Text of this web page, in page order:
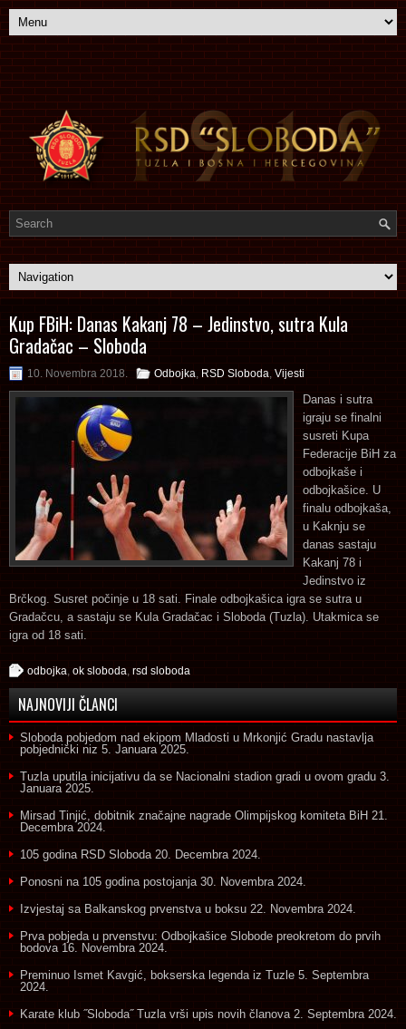
Kup FBiH: Danas Kakanj 78 – Jedinstvo, sutra Kula
Gradačac – Sloboda
10. Novembra 2018. Odbojka RSD Sloboda Vijesti
Danas i sutra
igraju se finalni
susreti Kupa
Federacije BiH za
odbojkaše i
odbojkašice. U
finalu odbojkaša,
u Kaknju se
danas sastaju
Kakanj 78 i
Jedinstvo iz
Brčkog. Susret počinje u 18 sati. Finale odbojkašica igra se sutra u
Gradačcu, a sastaju se Kula Gradačac i Sloboda (Tuzla). Utakmica se
igra od 18 sati.
odbojka ok sloboda rsd sloboda
NAJNOVIJI ČLANCI
Sloboda pobjedom nad ekipom Mladosti u Mrkonjić Gradu nastavlja
pobjednički niz 5. Januara 2025.
Tuzla uputila inicijativu da se Nacionalni stadion gradi u ovom gradu 3.
Januara 2025.
Mirsad Tinjić, dobitnik značajne nagrade Olimpijskog komiteta BiH 21.
Decembra 2024.
105 godina RSD Sloboda 20. Decembra 2024.
Ponosni na 105 godina postojanja 30. Novembra 2024.
Izvjestaj sa Balkanskog prvenstva u boksu 22. Novembra 2024.
Prva pobjeda u prvenstvu: Odbojkašice Slobode preokretom do prvih
bodova 16. Novembra 2024.
Preminuo Ismet Kavgić, bokserska legenda iz Tuzle 5. Septembra
2024.
Karate klub ˝Sloboda˝ Tuzla vrši upis novih članova 2. Septembra 2024.